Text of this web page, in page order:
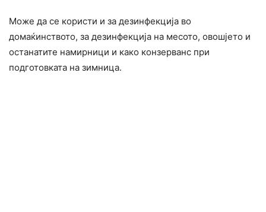
Може да се користи и за дезинфекција во
домаќинството, за дезинфекција на месото, овошјето и
останатите намирници и како конзерванс при
подготовката на зимница.